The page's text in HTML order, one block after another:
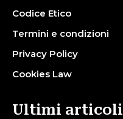
Codice Etico
Termini e condizioni
Privacy Policy
Cookies Law
Ultimi articoli